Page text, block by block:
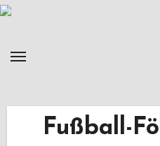
Zum
Fußball-